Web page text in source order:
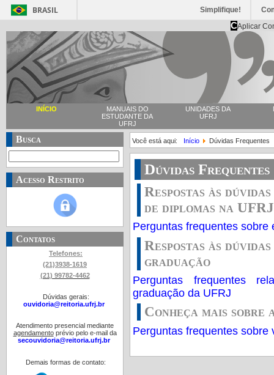
BRASIL Simplifique!
CAplicar
INÍCIO
MANUAIS DO
ESTUDANTE DA
UFRJ
UNIDADES DA
UFRJ
Busca
Acesso Restrito
Contatos
Telefones:
(21)3938-1619
(21) 99782-4462
Dúvidas gerais:
ouvidoria@reitoria.ufrj.br
Atendimento presencial mediante
agendamentoprévio pelo e-mail da
secouvidoria@reitoria.ufrj.br
Demais formas de contato:
Você está aqui: Início Dúvidas Frequentes
Dúvidas Frequentes
Respostas às
de diplomas na UFRJ
Perguntas frequentes sobre
Respostas às
graduação
Perguntas frequentes
graduação da UFRJ
Conheça mais sobre
Perguntas frequentes